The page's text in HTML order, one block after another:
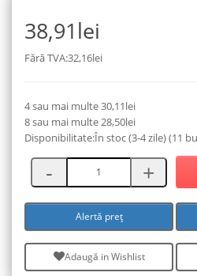
38,91lei
Fără TVA:32,16lei
4 sau mai multe 30,11lei
8 sau mai multe 28,50lei
Disponibilitate:În stoc (3-4 zile) (11
Alertă preț
Adaugă in Wishlist